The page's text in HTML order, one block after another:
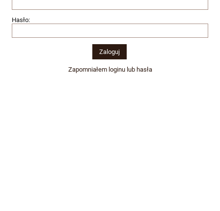
Hasło:
Zapomniałem loginu lub hasła